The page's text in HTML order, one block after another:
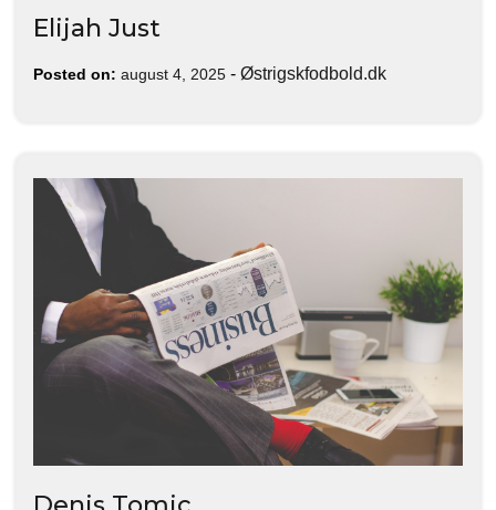
Elijah Just
Posted on: august 4, 2025 - Østrigskfodbold.dk